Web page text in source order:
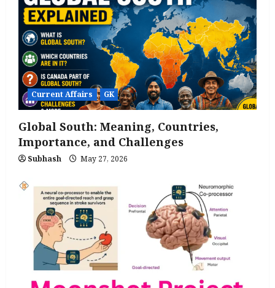
Current Affairs GK
Global South: Meaning, Countries,
Importance, and Challenges
Subhash May 27, 2026